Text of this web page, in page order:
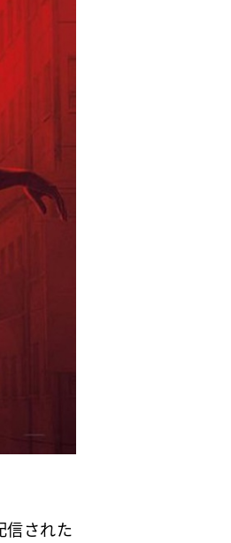
信された